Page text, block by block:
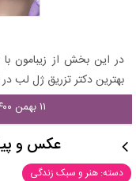
در این بخش از زیبامون
بهترین دکتر تزریق ژل لب
۱۱ بهمن ۱۴۰۰ - ۰۹:۰۹
عکس و
دسته: هنر و سبک زندگی